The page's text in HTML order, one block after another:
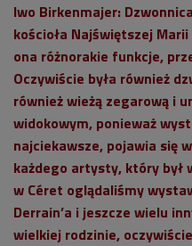
Iwo Birkenmajer:
kościoła Najświętszej Marii
ona różnorakie funkcje,
Oczywiście była również
również wieżą zegarową i
widokowym, ponieważ
najciekawsze, pojawia się
każdego artysty, który był
w Céret oglądaliśmy
Derrain’a i jeszcze wielu
wielkiej rodzinie,